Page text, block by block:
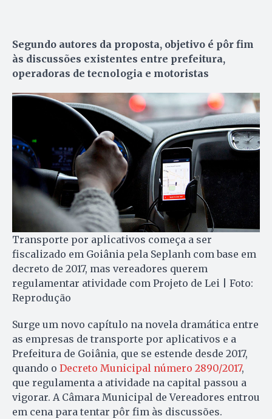
Segundo autores da proposta, objetivo é pôr fim
às discussões existentes entre prefeitura,
operadoras de tecnologia e motoristas
Transporte por aplicativos começa a ser
fiscalizado em Goiânia pela Seplanh com base em
decreto de 2017, mas vereadores querem
regulamentar atividade com Projeto de Lei | Foto:
Reprodução
Surge um novo capítulo na novela dramática entre
as empresas de transporte por aplicativos e a
Prefeitura de Goiânia, que se estende desde 2017,
quando o Decreto Municipal número 2890/2017,
que regulamenta a atividade na capital passou a
vigorar. A Câmara Municipal de Vereadores entrou
em cena para tentar pôr fim às discussões.